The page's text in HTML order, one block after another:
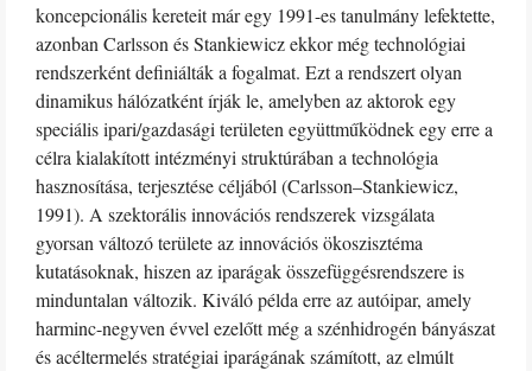
koncepcionális kereteit már egy 1991-es tanulmány lefektette,
azonban Carlsson és Stankiewicz ekkor még technológiai
rendszerként definiálták a fogalmat. Ezt a rendszert olyan
dinamikus hálózatként írják le, amelyben az aktorok egy
speciális ipari/gazdasági területen együttműködnek egy erre a
célra kialakított intézményi struktúrában a technológia
hasznosítása, terjesztése céljából (Carlsson–Stankiewicz,
1991). A szektorális innovációs rendszerek vizsgálata
gyorsan változó területe az innovációs ökoszisztéma
kutatásoknak, hiszen az iparágak összefüggésrendszere is
minduntalan változik. Kiváló példa erre az autóipar, amely
harminc-negyven évvel ezelőtt még a szénhidrogén bányászat
és acéltermelés stratégiai iparágának számított, az elmúlt